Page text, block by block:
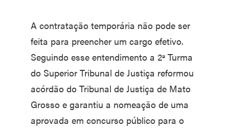
A contratação temporária não pode ser
feita para preencher um cargo efetivo.
Seguindo esse entendimento a 2ª Turma
do Superior Tribunal de Justiça reformou
acórdão do Tribunal de Justiça de Mato
Grosso e garantiu a nomeação de uma
aprovada em concurso público para o